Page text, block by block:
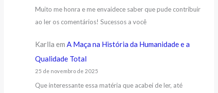
Muito me honra e me envaidece saber que pude contribuir
ao ler os comentários! Sucessos a você
Karlla em A Maça na História da Humanidade e a
Qualidade Total
25 de novembro de 2025
Que interessante essa matéria que acabei de ler, até